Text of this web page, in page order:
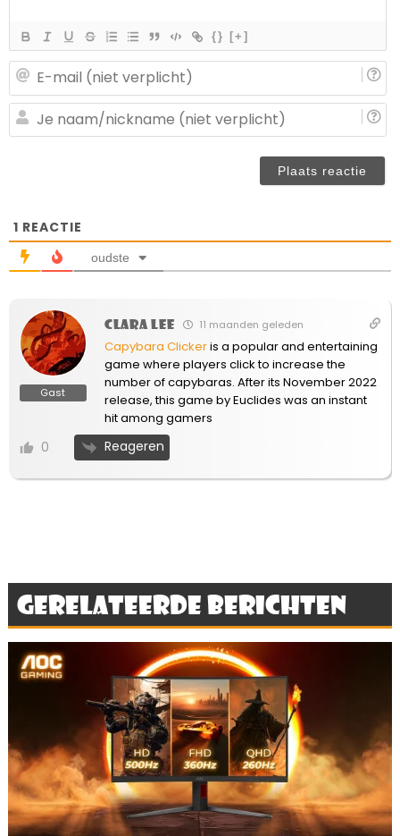
{} [+]
1 REACTIE
oudste
Gast
Clara Lee 11 maanden geleden
Capybara Clickeris a popular and entertaining
game where players click to increase the
number of capybaras. After its November 2022
release, this game by Euclides was an instant
hit among gamers
0 Reageren
Gerelateerde berichten